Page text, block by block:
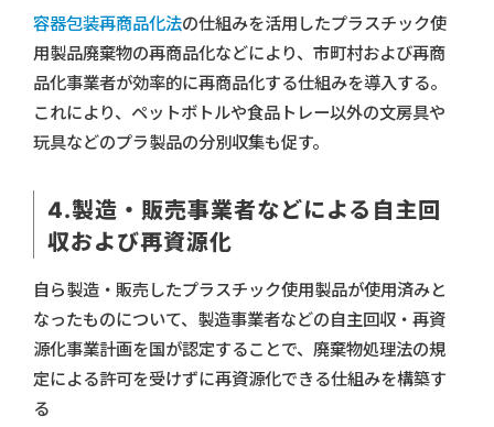
容器包装再商品化法の仕組みを活用したプラスチック使
用製品廃棄物の再商品化などにより、市町村および再商
品化事業者が効率的に再商品化する仕組みを導入する。
これにより、ペットボトルや食品トレー以外の文房具や
玩具などのプラ製品の分別収集も促す。
4.製造・販売事業者などによる自主回
収および再資源化
自ら製造・販売したプラスチック使用製品が使用済みと
なったものについて、製造事業者などの自主回収・再資
源化事業計画を国が認定することで、廃棄物処理法の規
定による許可を受けずに再資源化できる仕組みを構築す
る